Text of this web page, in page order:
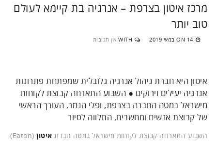
מרכז איטון בצרפת – אנרגיה בת קיימא לעולם
טוב יותר
ON 14 במאי 2019 WITH אין תגובות
איטון היא חברת ניהול אנרגיה גלובלית שמפתחת פתרונות
אנרגיה יעילים וירוקים ● השבוע התארחה קבוצת לקוחות
מישראל במטה החברה בצרפת, ופלי הנמר, העורך הראשי
של קבוצת אנשים ומחשבים, התלווה לסיור
השבוע התארחה קבוצת לקוחות מישראל במטה חברת איטון
(Eaton)